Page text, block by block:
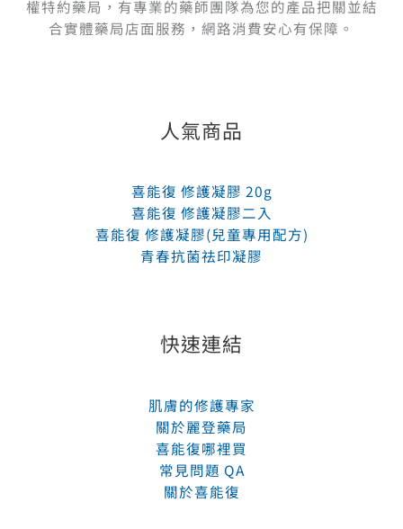
喜能復 修護凝膠 20g
喜能復 修護凝膠二入
青春抗菌祛印凝膠
肌膚的修護專家
關於麗登藥局
常見問題 QA
關於喜能復
網站服務